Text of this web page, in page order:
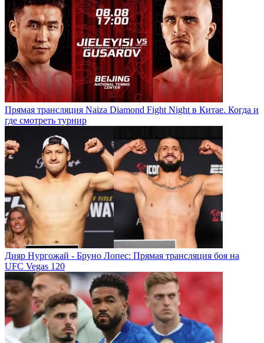
Прямая трансляция Naiza Diamond Fight Night в Китае. Когда и
где смотреть турнир
Дияр Нургожай - Бруно Лопес: Прямая трансляция боя на
UFC Vegas 120